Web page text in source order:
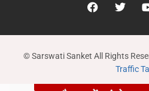
© Sarswati Sanket All Rights
Traffic